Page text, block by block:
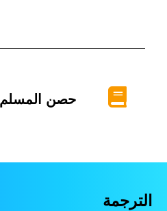
حصن المسلم
الترجمة